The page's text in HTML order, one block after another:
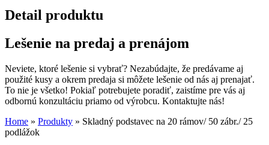
Detail produktu
Lešenie na predaj a prenájom
Neviete, ktoré lešenie si vybrať? Nezabúdajte, že predávame aj
použité kusy a okrem predaja si môžete lešenie od nás aj prenajať.
To nie je všetko! Pokiaľ potrebujete poradiť, zaistíme pre vás aj
odbornú konzultáciu priamo od výrobcu. Kontaktujte nás!
Home » Produkty » Skladný podstavec na 20 rámov/ 50 zábr./ 25
podlážok